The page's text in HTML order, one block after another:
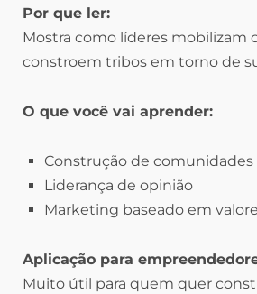
Por que ler:
Mostra como líderes mobilizam
constroem tribos em torno de
O que você vai aprender:
Construção de comunidades
Liderança de opinião
Marketing baseado em
Aplicação para
Muito útil para quem quer